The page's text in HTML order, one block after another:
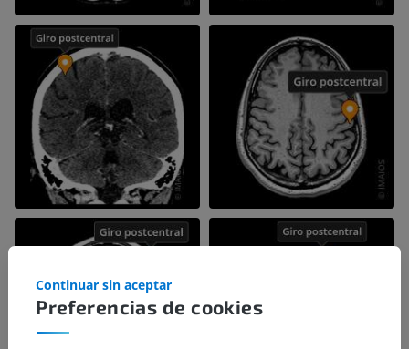
Preferencias de cookies
Continuar sin aceptar